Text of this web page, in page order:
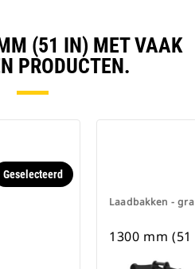
(51 IN) MET VAAK
PRODUCTEN.
Geselecteerd
Laadbakken -
1300 mm